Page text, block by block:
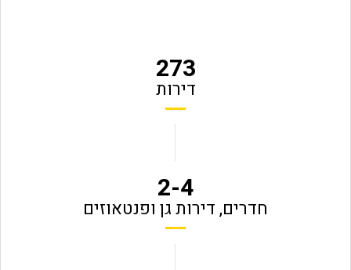
273
דירות
2-4
חדרים, דירות גן ופנטאוזים